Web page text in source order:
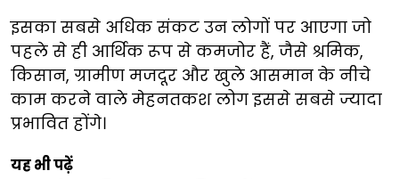
इसका सबसे अधिक संकट उन लोगों पर आएगा जो
पहले से ही आर्थिक रूप से कमजोर हैं, जैसे श्रमिक,
किसान, ग्रामीण मजदूर और खुले आसमान के नीचे
काम करने वाले मेहनतकश लोग इससे सबसे ज्यादा
प्रभावित होंगे।
यह भी पढ़ें